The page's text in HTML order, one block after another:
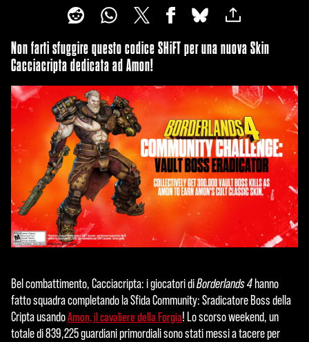
Non farti sfuggire questo codice SHiFT per una nuova Skin
Cacciacripta dedicata ad Amon!
Bel combattimento, Cacciacripta: i giocatori diBorderlands 4 hanno
fatto squadra completando la Sfida Community: Sradicatore Boss della
Cripta usandoAmon, il cavaliere della Forgia! Lo scorso weekend, un
totale di 839,225 guardiani primordiali sono stati messi a tacere per